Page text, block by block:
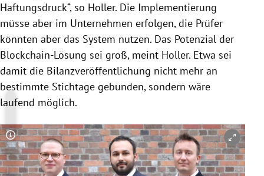
Haftungsdruck“, so Holler. Die Implementierung
müsse aber im Unternehmen erfolgen, die Prüfer
könnten aber das System nutzen. Das Potenzial der
Blockchain-Lösung sei groß, meint Holler. Etwa sei
damit die Bilanzveröffentlichung nicht mehr an
bestimmte Stichtage gebunden, sondern wäre
laufend möglich.
Copyright-Hinweis öffnen/schließen